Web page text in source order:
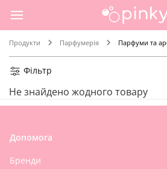
Продукти Парфумерія Парфуми та
Фільтр
Не знайдено жодного товару
Допомога
Бренди